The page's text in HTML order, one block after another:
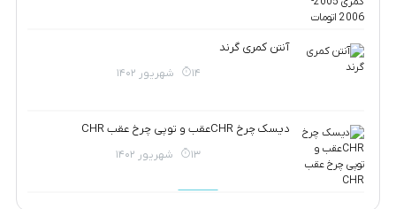
آنتن کمری گرند
14 شهریور 1402
دیسک چرخ CHRعقب و توپی چرخ عقب CHR
13 شهریور 1402